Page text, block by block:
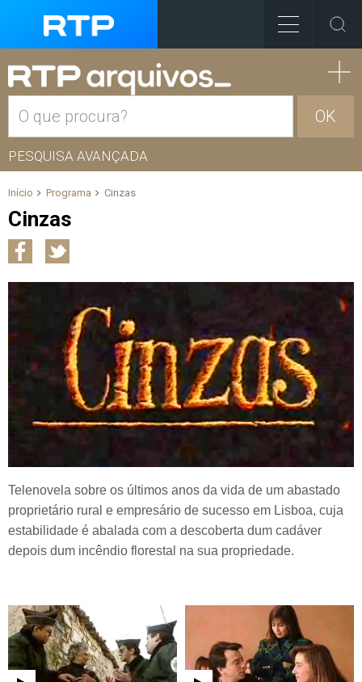
OK
PESQUISA AVANÇADA
Início Programa Cinzas
Cinzas
Telenovela sobre os últimos anos da vida de um abastado
proprietário rural e empresário de sucesso em Lisboa, cuja
estabilidade é abalada com a descoberta dum cadáver
depois dum incêndio florestal na sua propriedade.